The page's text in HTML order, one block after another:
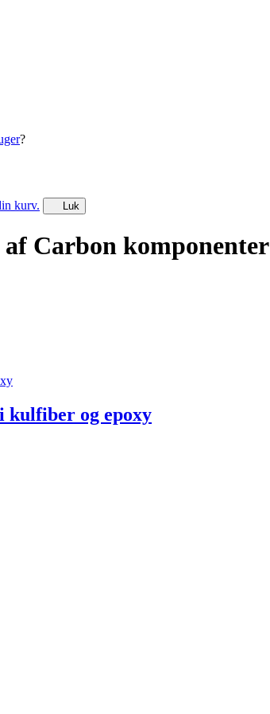
?
kurv. Luk
Carbon komponenter
kulfiber og epoxy